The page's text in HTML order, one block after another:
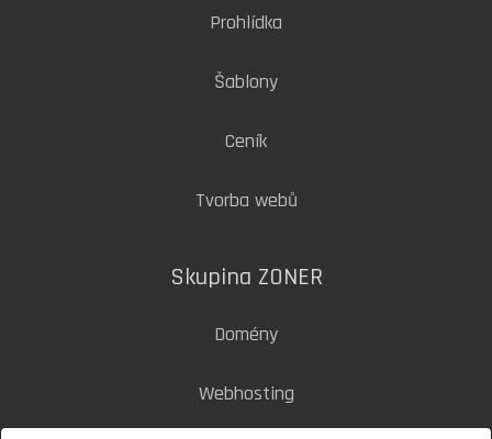
Prohlídka
Šablony
Ceník
Tvorba webů
Skupina ZONER
Domény
Webhosting